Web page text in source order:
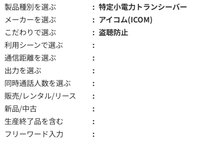
製品種別を選ぶ
特定小電力トランシーバー
メーカーを選ぶ
アイコム(ICOM)
こだわりで選ぶ
盗聴防止
利用シーンで選ぶ
通信距離を選ぶ
出力を選ぶ
同時通話人数を選ぶ
販売/レンタル/リース
新品/中古
生産終了品を含む
フリーワード入力